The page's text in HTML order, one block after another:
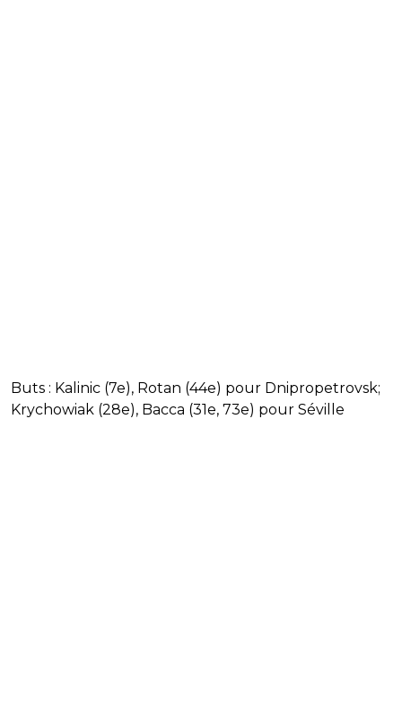
Buts : Kalinic (7e), Rotan (44e) pour Dnipropetrovsk;
Krychowiak (28e), Bacca (31e, 73e) pour Séville